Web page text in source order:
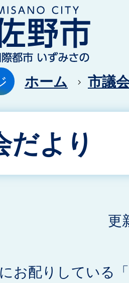
ホーム 市議
だより
更
お配りしている